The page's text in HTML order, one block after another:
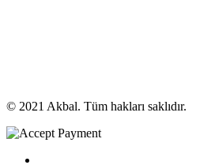
© 2021 Akbal. Tüm hakları saklıdır.